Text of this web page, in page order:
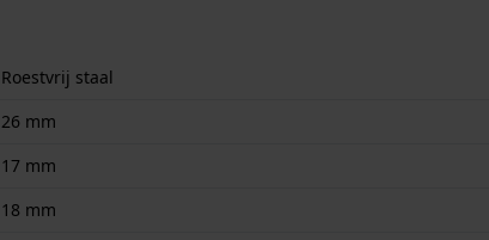
Roestvrij staal
26 mm
17 mm
18 mm